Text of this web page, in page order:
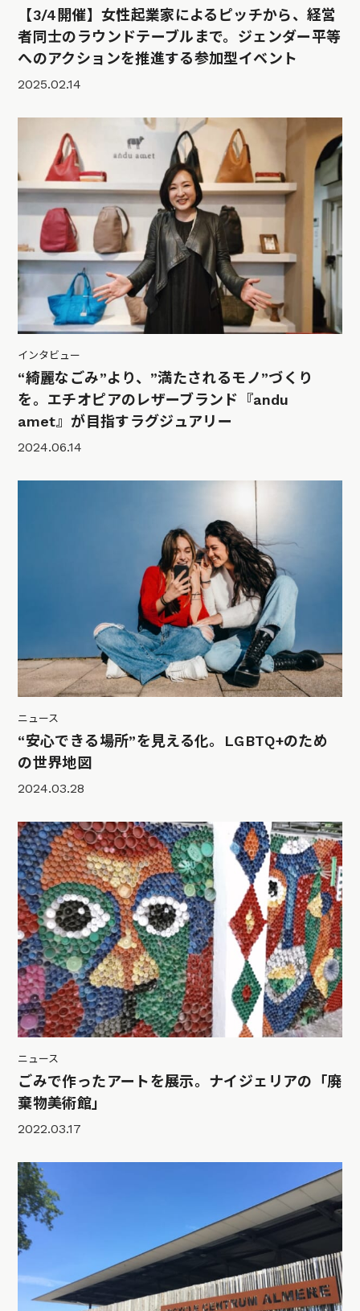
【3/4開催】女性起業家によるピッチから、経営
者同士のラウンドテーブルまで。ジェンダー平等
へのアクションを推進する参加型イベント
2025.02.14
インタビュー
“綺麗なごみ”より、”満たされるモノ”づくり
を。エチオピアのレザーブランド『andu
amet』が目指すラグジュアリー
2024.06.14
ニュース
“安心できる場所”を見える化。LGBTQ+のため
の世界地図
2024.03.28
ニュース
ごみで作ったアートを展示。ナイジェリアの「廃
棄物美術館」
2022.03.17